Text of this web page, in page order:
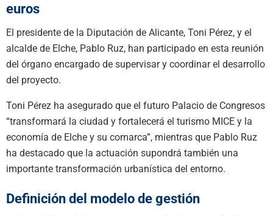
euros
El presidente de la Diputación de Alicante, Toni Pérez, y el
alcalde de Elche, Pablo Ruz, han participado en esta reunión
del órgano encargado de supervisar y coordinar el desarrollo
del proyecto.
Toni Pérez ha asegurado que el futuro Palacio de Congresos
“transformará la ciudad y fortalecerá el turismo MICE y la
economía de Elche y su comarca”, mientras que Pablo Ruz
ha destacado que la actuación supondrá también una
importante transformación urbanística del entorno.
Definición del modelo de gestión